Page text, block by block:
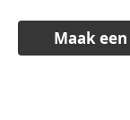
Maak